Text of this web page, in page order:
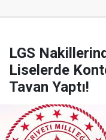
LGS
Liselerde
Tavan Yaptı!